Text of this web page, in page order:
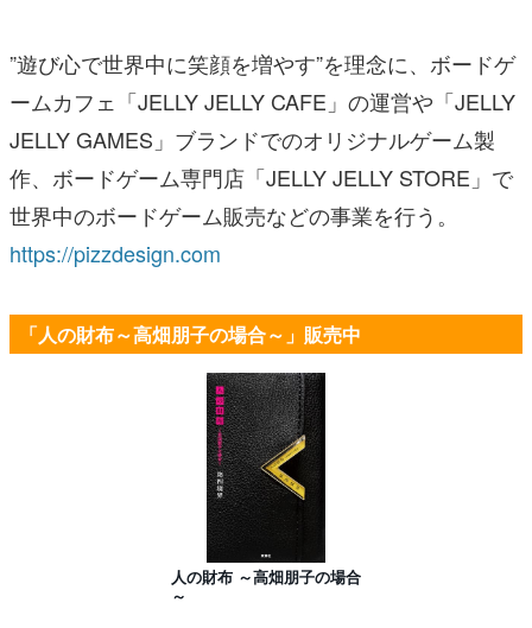
”遊び心で世界中に笑顔を増やす”を理念に、ボードゲ
ームカフェ「JELLY JELLY CAFE」の運営や「JELLY
JELLY GAMES」ブランドでのオリジナルゲーム製
作、ボードゲーム専門店「JELLY JELLY STORE」で
世界中のボードゲーム販売などの事業を行う。
https://pizzdesign.com
「人の財布～高畑朋子の場合～」販売中
人の財布 ～高畑朋子の場合
～